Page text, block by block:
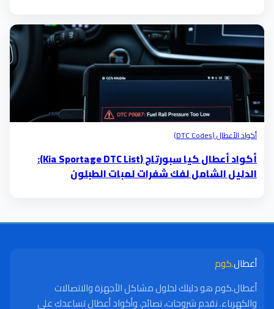
أكواد الأعطال (DTC Codes)
أكواد أعطال كيا سبورتاج (Kia Sportage DTC List):
الدليل الشامل لفك شفرات لمبات الطبلون
أعطال.كوم
أعطال.كوم هو دليلك لحلول مشاكل الأجهزة والاتصالات
والكهرباء. نقدم شروحات، نصائح، وأكواد أعطال تساعدك على